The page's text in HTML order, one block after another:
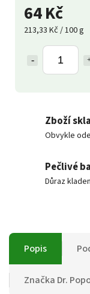
64 Kč
213,33 Kč / 100 g
Zboží
Obvykle
Pečlivé
Důraz
Popis
Značka Dr.